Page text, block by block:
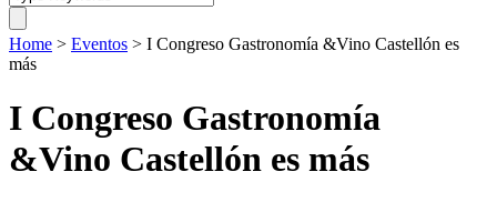
Home > Eventos > I Congreso Gastronomía &Vino Castellón es
más
I Congreso Gastronomía
&Vino Castellón es más